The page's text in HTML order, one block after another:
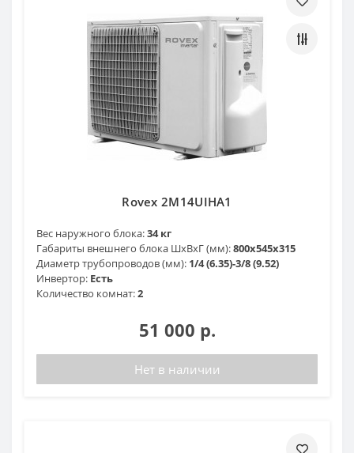
Rovex 2M14UIHA1
Вес наружного блока:34 кг
Габариты внешнего блока ШхВхГ (мм):800х545х315
Диаметр трубопроводов (мм): 1/4 (6.35)-3/8 (9.52)
Инвертор: Есть
Количество комнат:2
51 000 р.
Нет в наличии